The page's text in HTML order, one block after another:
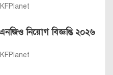
KFPlanet
নিয়োগ বিজ্ঞপ্তি ২০২৬
KFPlanet